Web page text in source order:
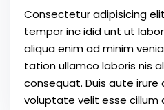
Consectetur adipisicing
tempor inc idid unt ut
aliqua enim ad minim
tation ullamco laboris nis
consequat. Duis aute irure
voluptate velit esse cillum